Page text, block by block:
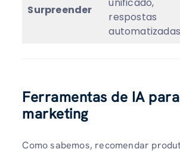
Surpreender
respostas
automatizadas
Ferramentas de IA para
marketing
Como sabemos, recomendar